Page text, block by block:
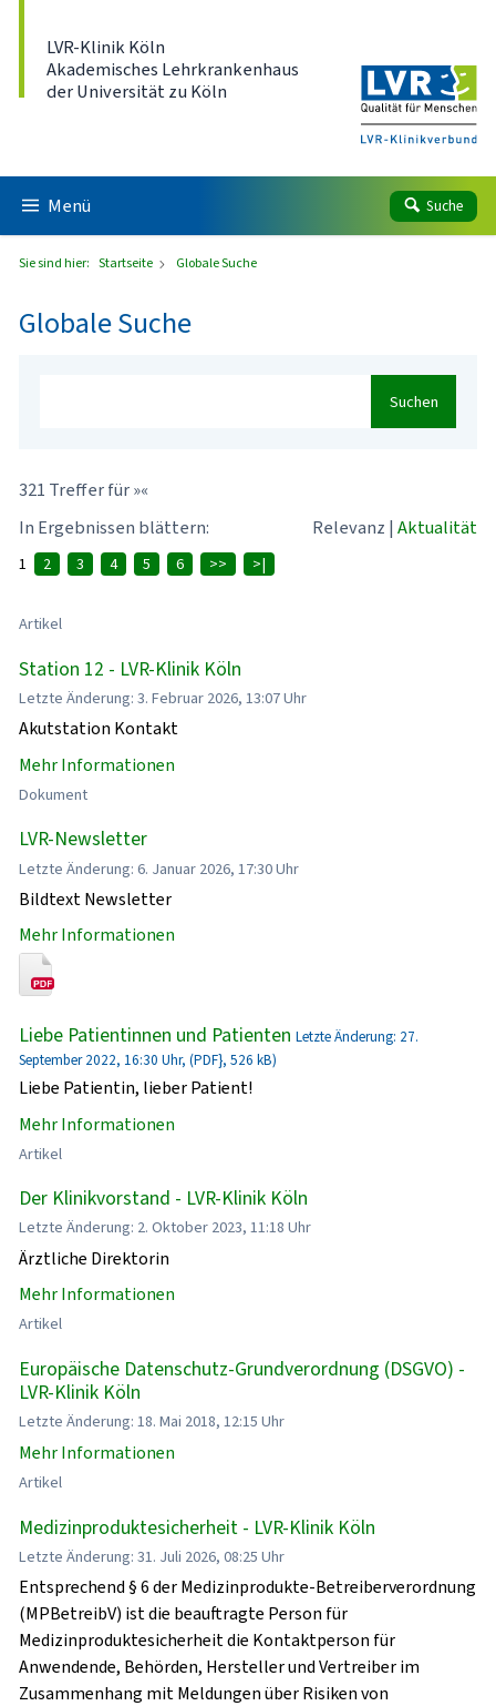
LVR-Klinik Köln
Akademisches Lehrkrankenhaus
der Universität zu Köln
Menü Suche
Sie sind hier: Startseite Globale Suche
Globale Suche
Suchen
321 Treffer für »«
In Ergebnissen blättern:
Relevanz | Aktualität
1 2 3 4 5 6 >> >|
Artikel
Station 12 - LVR-Klinik Köln
Letzte Änderung: 3. Februar 2026, 13:07 Uhr
Akutstation Kontakt
Mehr Informationen
Dokument
LVR-Newsletter
Letzte Änderung: 6. Januar 2026, 17:30 Uhr
Bildtext Newsletter
Mehr Informationen
Liebe Patientinnen und Patienten Letzte Änderung: 27.
September 2022, 16:30 Uhr, (PDF}, 526 kB)
Liebe Patientin, lieber Patient!
Mehr Informationen
Artikel
Der Klinikvorstand - LVR-Klinik Köln
Letzte Änderung: 2. Oktober 2023, 11:18 Uhr
Ärztliche Direktorin
Mehr Informationen
Artikel
Europäische Datenschutz-Grundverordnung (DSGVO) -
LVR-Klinik Köln
Letzte Änderung: 18. Mai 2018, 12:15 Uhr
Mehr Informationen
Artikel
Medizinproduktesicherheit - LVR-Klinik Köln
Letzte Änderung: 31. Juli 2026, 08:25 Uhr
Entsprechend § 6 der Medizinprodukte-Betreiberverordnung
(MPBetreibV) ist die beauftragte Person für
Medizinproduktesicherheit die Kontaktperson für
Anwendende, Behörden, Hersteller und Vertreiber im
Zusammenhang mit Meldungen über Risiken von